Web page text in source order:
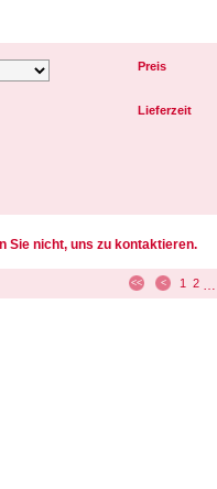
Preis
Lieferzeit
Sie nicht, uns zu kontaktieren.
<< < 1 2 …